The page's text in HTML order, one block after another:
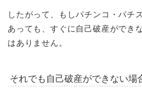
したがって、もしパチンコ・パチ
あっても、すぐに自己破産ができ
はありません。
それでも自己破産ができない場